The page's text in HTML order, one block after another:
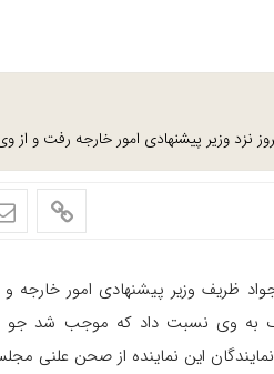
نزد وزیر پیشنهادی امور خارجه رفت و از
ظریف وزیر پیشنهادی امور
به وی نسبت داد که موجب شد جو
این نماینده از صحن علنی